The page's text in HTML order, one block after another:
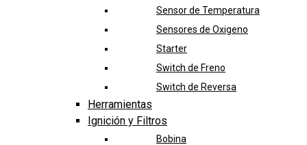
Sensor de Temperatura
Sensores de Oxigeno
Starter
Switch de Freno
Switch de Reversa
Herramientas
Ignición y Filtros
Bobina